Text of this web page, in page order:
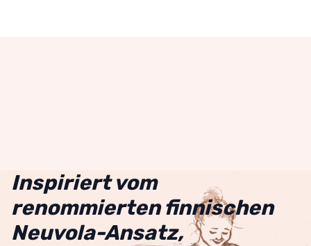
Inspiriert vom
renommierten finnischen
Neuvola-Ansatz,